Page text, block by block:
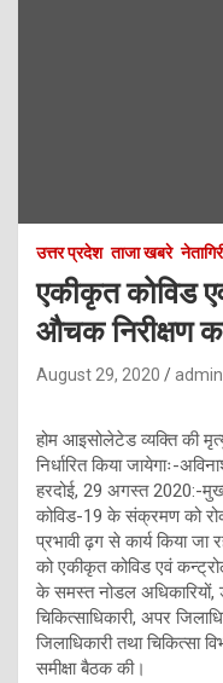
उत्तर प्रदेश ताजा खबरे
एकीकृत कोविड
औचक निरीक्षण
August 29, 2020 admin
होम आइसोलेटेड व्यक्ति की
निर्धारित किया जायेगाः-
हरदोई, 29 अगस्त 2020:-
कोविड-19 के संक्रमण को
प्रभावी ढ़ग से कार्य किया
को एकीकृत कोविड एवं
के समस्त नोडल अधिकारियों,
चिकित्साधिकारी, अपर
जिलाधिकारी तथा चिकित्सा
समीक्षा बैठक की।